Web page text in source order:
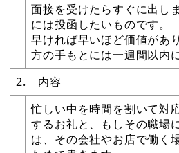
面接を受けたらすぐに出し
には投函したいものです。
早ければ早いほど価値があ
方の手もとには一週間以内
2. 内容
忙しい中を時間を割いて対
するお礼と、もしその職場
は、その会社やお店で働く